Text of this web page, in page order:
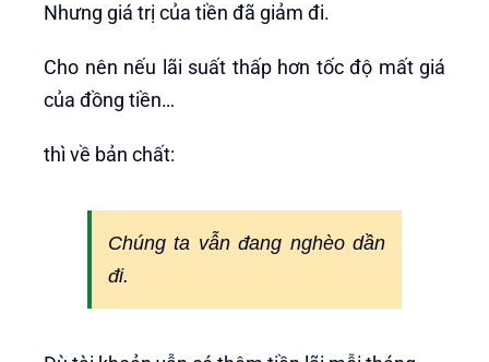
Nhưng giá trị của tiền đã giảm đi.
Cho nên nếu lãi suất thấp hơn tốc độ mất giá
của đồng tiền…
thì về bản chất:
Chúng ta vẫn đang nghèo dần
đi.